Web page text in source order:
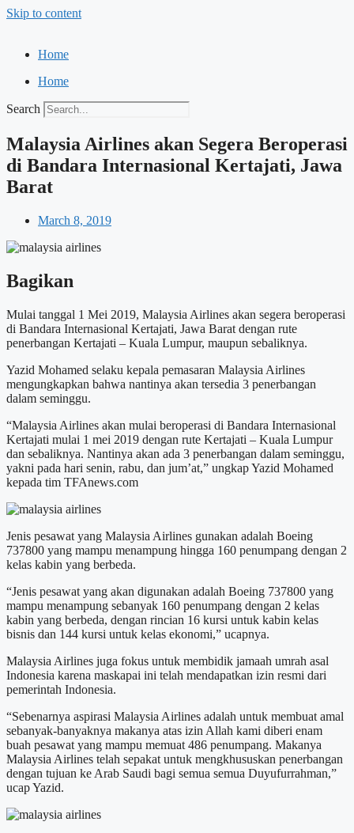
Skip to content
Home
Home
Search
Malaysia Airlines akan Segera Beroperasi
di Bandara Internasional Kertajati, Jawa
Barat
March 8, 2019
Bagikan
Mulai tanggal 1 Mei 2019, Malaysia Airlines akan segera beroperasi
di Bandara Internasional Kertajati, Jawa Barat dengan rute
penerbangan Kertajati – Kuala Lumpur, maupun sebaliknya.
Yazid Mohamed selaku kepala pemasaran Malaysia Airlines
mengungkapkan bahwa nantinya akan tersedia 3 penerbangan
dalam seminggu.
“Malaysia Airlines akan mulai beroperasi di Bandara Internasional
Kertajati mulai 1 mei 2019 dengan rute Kertajati – Kuala Lumpur
dan sebaliknya. Nantinya akan ada 3 penerbangan dalam seminggu,
yakni pada hari senin, rabu, dan jum’at,” ungkap Yazid Mohamed
kepada tim TFAnews.com
Jenis pesawat yang Malaysia Airlines gunakan adalah Boeing
737800 yang mampu menampung hingga 160 penumpang dengan 2
kelas kabin yang berbeda.
“Jenis pesawat yang akan digunakan adalah Boeing 737800 yang
mampu menampung sebanyak 160 penumpang dengan 2 kelas
kabin yang berbeda, dengan rincian 16 kursi untuk kabin kelas
bisnis dan 144 kursi untuk kelas ekonomi,” ucapnya.
Malaysia Airlines juga fokus untuk membidik jamaah umrah asal
Indonesia karena maskapai ini telah mendapatkan izin resmi dari
pemerintah Indonesia.
“Sebenarnya aspirasi Malaysia Airlines adalah untuk membuat amal
sebanyak-banyaknya makanya atas izin Allah kami diberi enam
buah pesawat yang mampu memuat 486 penumpang. Makanya
Malaysia Airlines telah sepakat untuk mengkhususkan penerbangan
dengan tujuan ke Arab Saudi bagi semua semua Duyufurrahman,”
ucap Yazid.